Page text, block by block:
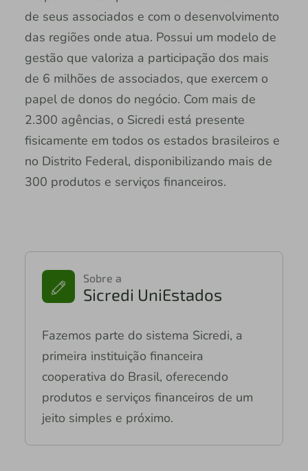
de seus associados e com o desenvolvimento
das regiões onde atua. Possui um modelo de
gestão que valoriza a participação dos mais
de 6 milhões de associados, que exercem o
papel de donos do negócio. Com mais de
2.300 agências, o Sicredi está presente
fisicamente em todos os estados brasileiros e
no Distrito Federal, disponibilizando mais de
300 produtos e serviços financeiros.
Sobre a
Sicredi UniEstados
Fazemos parte do sistema Sicredi, a
primeira instituição financeira
cooperativa do Brasil, oferecendo
produtos e serviços financeiros de um
jeito simples e próximo.